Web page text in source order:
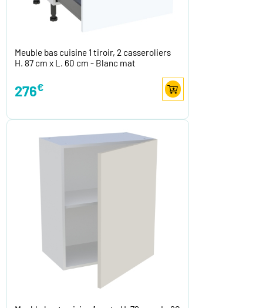
Meuble bas cuisine 1 tiroir, 2 casseroliers
H. 87 cm x L. 60 cm - Blanc mat
276€